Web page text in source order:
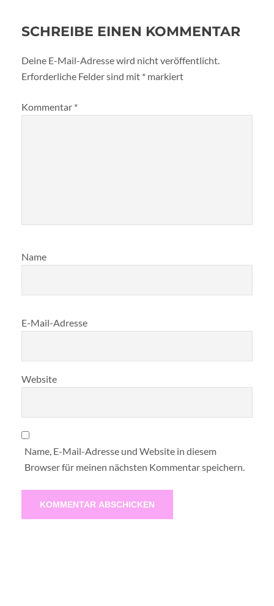
SCHREIBE EINEN KOMMENTAR
Deine E-Mail-Adresse wird nicht veröffentlicht.
Erforderliche Felder sind mit * markiert
Kommentar *
Name
E-Mail-Adresse
Website
Name, E-Mail-Adresse und Website in diesem
Browser für meinen nächsten Kommentar speichern.